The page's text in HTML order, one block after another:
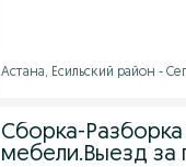
Астана, Есильский район -
Сборка-
мебели.Выезд за